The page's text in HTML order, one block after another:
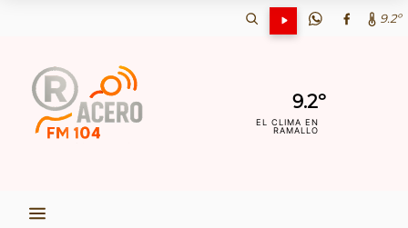
9.2º
9.2º
EL CLIMA EN
RAMALLO